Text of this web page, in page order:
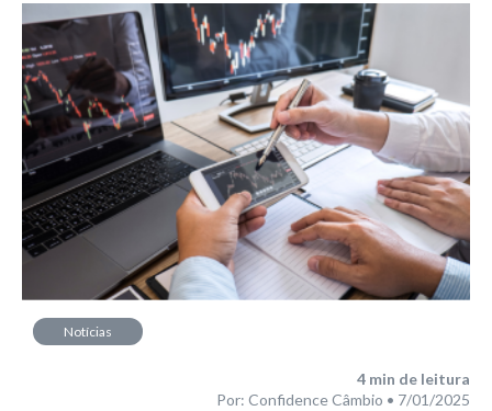
Notícias
4 min de leitura
Por: Confidence Câmbio • 7/01/2025